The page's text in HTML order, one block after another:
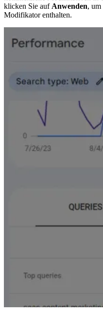
klicken Sie auf Anwenden, um
Modifikator enthalten.